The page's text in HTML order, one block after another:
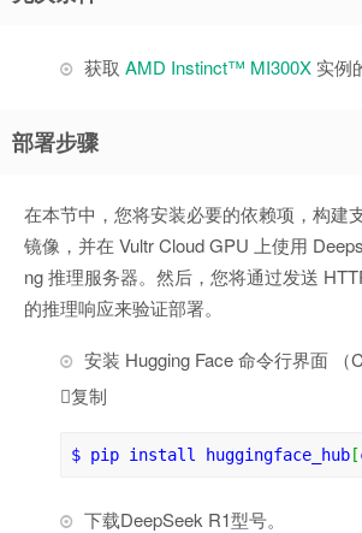
获取 AMD Instinct™ MI300X 实例
部署步骤
在本节中，您将安装必要的依赖项，构建
镜像，并在 Vultr Cloud GPU 上使用
ng 推理服务器。然后，您将通过发送
的推理响应来验证部署。
安装 Hugging Face 命令行界面 （
复制
$ pip install huggingface_hub [
下载DeepSeek R1型号。